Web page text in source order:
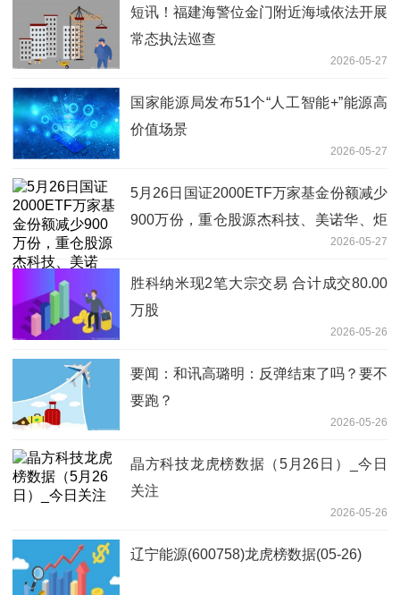
短讯！福建海警位金门附近海域依法开展
常态执法巡查
2026-05-27
国家能源局发布51个“人工智能+”能源高
价值场景
2026-05-27
5月26日国证2000ETF万家基金份额减少
900万份，重仓股源杰科技、美诺华、炬
2026-05-27
胜科纳米现2笔大宗交易 合计成交80.00
万股
2026-05-26
要闻：和讯高璐明：反弹结束了吗？要不
要跑？
2026-05-26
晶方科技龙虎榜数据（5月26日）_今日
关注
2026-05-26
辽宁能源(600758)龙虎榜数据(05-26)